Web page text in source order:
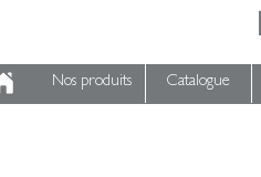
Nos produits Catalogue